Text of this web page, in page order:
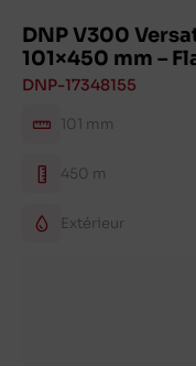
DNP V300
101×450 mm –
DNP-17348155
101 mm
450 m
Extérieur